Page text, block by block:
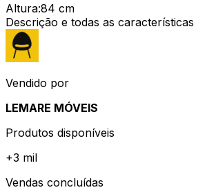
Altura:84 cm
Descrição e todas as características
Vendido por
LEMARE MÓVEIS
Produtos disponíveis
+3 mil
Vendas concluídas